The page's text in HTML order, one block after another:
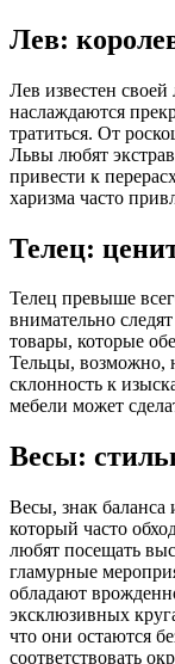
Лев:
Лев известен
наслаждаются
тратиться. От
Львы любят
привести к
харизма часто
Телец:
Телец превыше
внимательно
товары, которые
Тельцы, возможно,
склонность к
мебели может
Весы:
Весы, знак
который часто
любят посещать
гламурные
обладают
эксклюзивных
что они остаются
соответствовать